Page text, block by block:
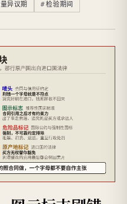
异议期 检验期间